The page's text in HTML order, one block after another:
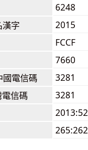
6248
漢字
2015
FCCF
7660
國電信碼
3281
信碼
3281
265:262